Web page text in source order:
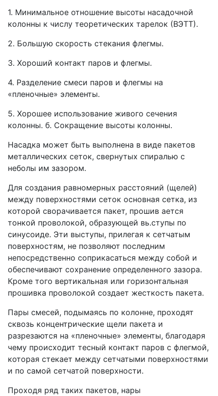
1. Минимальное отношение высоты насадочной
колонны к числу теоретических тарелок (ВЭТТ).
2. Большую скорость стекания флегмы.
3. Хороший контакт паров и флегмы.
4. Разделение смеси паров и флегмы на
«пленочные» элементы.
5. Хорошее использование живого сечения
колонны. б. Сокращение высоты колонны.
Насадка может быть выполнена в виде пакетов
металлических сеток, свернутых спиралью с
неболы им зазором.
Для создания равномерных расстояний (щелей)
между поверхностями сеток основная сетка, из
которой сворачивается пакет, прошив ается
тонкой проволокой, образующей вь.ступы по
синусоиде. Эти выступы, прилегая к сетчатым
поверхностям, не позволяют последним
непосредственно соприкасаться между собой и
обеспечивают сохранение определенного зазора.
Кроме того вертикальная или горизонтальная
прошивка проволокой создает жесткость пакета.
Пары смесей, подымаясь по колонне, проходят
сквозь концентрические щели пакета и
разрезаются на «пленочные» элементы, благодаря
чему происходит тесный контакт паров с флегмой,
которая стекает между сетчатыми поверхностями
и по самой сетчатой поверхности.
Проходя ряд таких пакетов, нары